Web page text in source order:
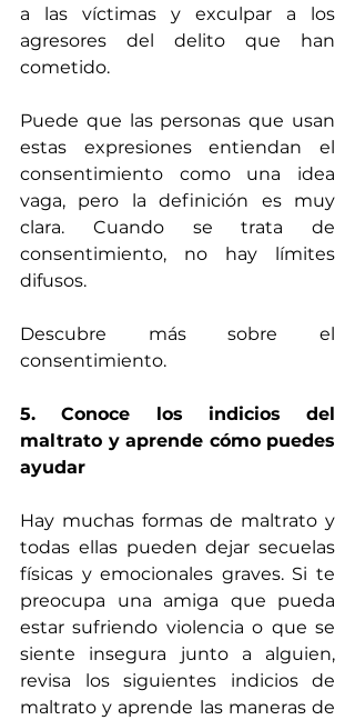
a las víctimas y exculpar a los
agresores del delito que han
cometido.
Puede que las personas que usan
estas expresiones entiendan el
consentimiento como una idea
vaga, pero la definición es muy
clara. Cuando se trata de
consentimiento, no hay límites
difusos.
Descubre más sobre el
consentimiento.
5. Conoce los indicios del
maltrato y aprende cómo puedes
ayudar
Hay muchas formas de maltrato y
todas ellas pueden dejar secuelas
físicas y emocionales graves. Si te
preocupa una amiga que pueda
estar sufriendo violencia o que se
siente insegura junto a alguien,
revisa los siguientes indicios de
maltrato y aprende las maneras de